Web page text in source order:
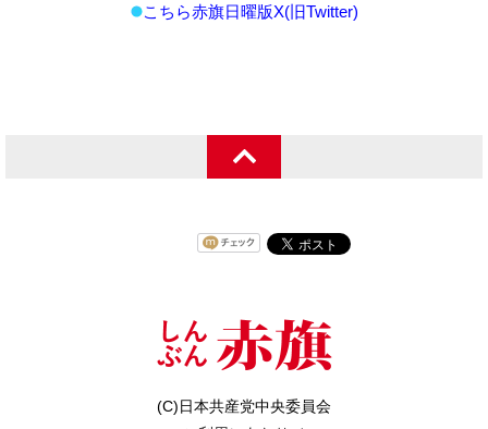
こちら赤旗日曜版X(旧Twitter)
(C)日本共産党中央委員会